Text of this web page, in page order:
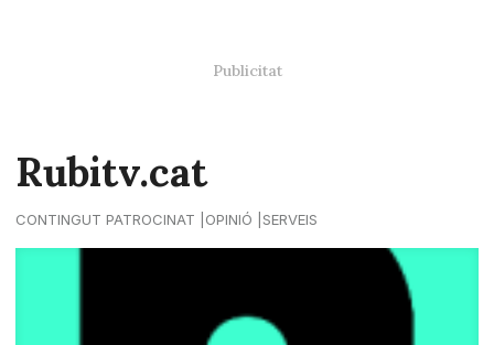
Rubitv.cat
CONTINGUT PATROCINAT OPINIÓ SERVEIS